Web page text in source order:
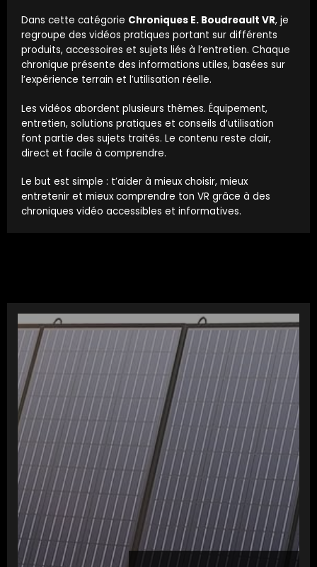
Dans cette catégorie Chroniques E. Boudreault VR, je
regroupe des vidéos pratiques portant sur différents
produits, accessoires et sujets liés à l’entretien. Chaque
chronique présente des informations utiles, basées sur
l’expérience terrain et l’utilisation réelle.
Les vidéos abordent plusieurs thèmes. Équipement,
entretien, solutions pratiques et conseils d’utilisation
font partie des sujets traités. Le contenu reste clair,
direct et facile à comprendre.
Le but est simple : t’aider à mieux choisir, mieux
entretenir et mieux comprendre ton VR grâce à des
chroniques vidéo accessibles et informatives.